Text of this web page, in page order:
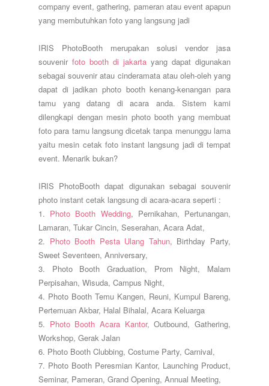
company event, gathering, pameran atau event apapun
yang membutuhkan foto yang langsung jadi
IRIS PhotoBooth merupakan solusi vendor jasa
souvenir foto booth di jakarta yang dapat digunakan
sebagai souvenir atau cinderamata atau oleh-oleh yang
dapat di jadikan photo booth kenang-kenangan para
tamu yang datang di acara anda. Sistem kami
dilengkapi dengan mesin photo booth yang membuat
foto para tamu langsung dicetak tanpa menunggu lama
yaitu mesin cetak foto instant langsung jadi di tempat
event. Menarik bukan?
IRIS PhotoBooth dapat digunakan sebagai souvenir
photo instant cetak langsung di acara-acara seperti :
1. Photo Booth Wedding, Pernikahan, Pertunangan,
Lamaran, Tukar Cincin, Seserahan, Acara Adat,
2. Photo Booth Pesta Ulang Tahun, Birthday Party,
Sweet Seventeen, Anniversary,
3. Photo Booth Graduation, Prom Night, Malam
Perpisahan, Wisuda, Campus Night,
4. Photo Booth Temu Kangen, Reuni, Kumpul Bareng,
Pertemuan Akbar, Halal Bihalal, Acara Keluarga
5. Photo Booth Acara Kantor, Outbound, Gathering,
Workshop, Gerak Jalan
6. Photo Booth Clubbing, Costume Party, Carnival,
7. Photo Booth Peresmian Kantor, Launching Product,
Seminar, Pameran, Grand Opening, Annual Meeting,